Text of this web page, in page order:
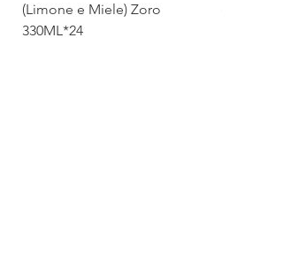
(Limone e Miele) Zoro
330ML*24